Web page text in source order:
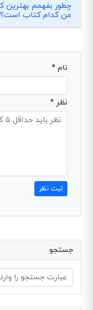
چطور بفهمم بهترین
من کدام کتاب است؟
نام *
نظر *
ثبت نظر
جستجو